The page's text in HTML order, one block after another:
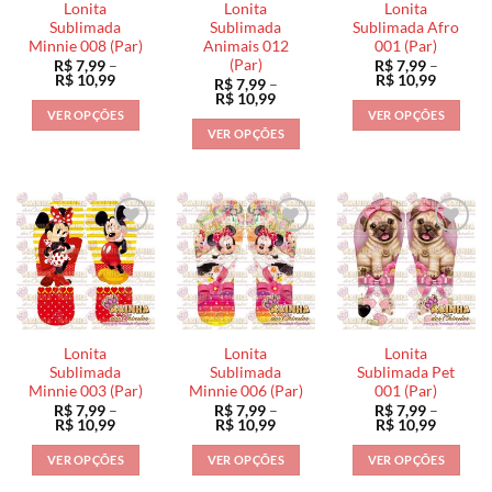
Lonita
Sublimada
Minnie 008 (Par)
R$7,99 –
R$ 10,99Faixa
preço:
R$ 7,99
através
VER OPÇÕES
várias
variantes.
As
opções
podem
ser
escolhidas
na
página
do
produto
Lonita
Sublimada
Animais 012
(Par)
R$7,99 –
R$ 10,99Faixa
preço:
R$ 7,99
através
VER OPÇÕES
tem
várias
variantes.
As
opções
podem
ser
escolhidas
na
página
do
produto
Lonita
Sublimada Afro
001 (Par)
R$7,99 –
R$ 10,99Faixa
preço:
R$ 7,99
através
VER OPÇÕES
várias
variantes.
As
opções
podem
ser
escolhidas
na
página
do
produto
Lonita
Sublimada
Minnie 003 (Par)
R$7,99 –
R$ 10,99Faixa
preço:
R$ 7,99
através
VER OPÇÕES
Lonita
Sublimada
Minnie 006 (Par)
R$7,99 –
R$ 10,99Faixa
preço:
R$ 7,99
através
VER OPÇÕES
Lonita
Sublimada Pet
001 (Par)
R$7,99 –
R$ 10,99Faixa
preço:
R$ 7,99
através
VER OPÇÕES